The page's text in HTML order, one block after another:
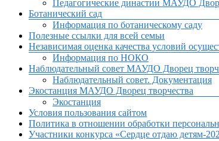
Педагогические династии МАУДО
Ботанический сад
Информация по ботаническому саду
Полезные ссылки для всей семьи
Независимая оценка качества условий
Информация по НОКО
Наблюдательный совет МАУДО Дворец
Наблюдательный совет. Документация
Экостанция МАУДО Дворец творчества
Экостанция
Условия пользования сайтом
Политика в отношении обработки
Участники конкурса «Сердце отдаю детям-